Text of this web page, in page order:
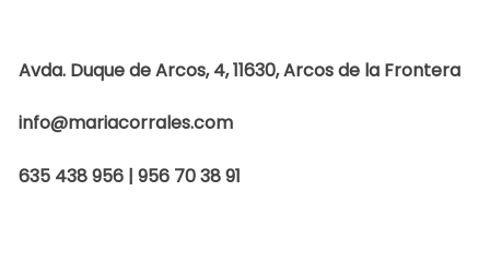
Avda. Duque de Arcos, 4, 11630, Arcos de la Frontera
info@mariacorrales.com
635 438 956 | 956 70 38 91